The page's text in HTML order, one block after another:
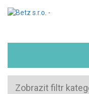
Zobrazit filtr